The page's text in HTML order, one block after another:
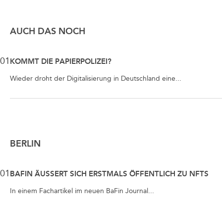
AUCH DAS NOCH
01 KOMMT DIE PAPIERPOLIZEI?
Wieder droht der Digitalisierung in Deutschland eine...
BERLIN
01 BAFIN ÄUSSERT SICH ERSTMALS ÖFFENTLICH ZU NFTS
In einem Fachartikel im neuen BaFin Journal...